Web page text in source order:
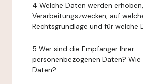
4 Welche Daten werden
Verarbeitungszwecken, auf
Rechtsgrundlage und für welche
5 Wer sind die Empfänger Ihrer
personenbezogenen Daten? Wie
Daten?